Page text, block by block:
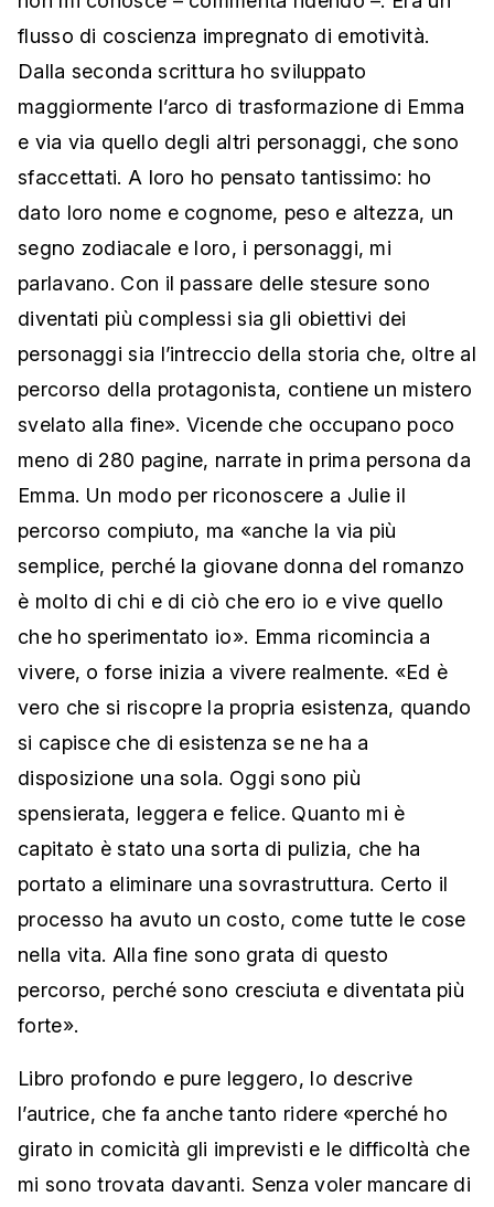
flusso di coscienza impregnato di emotività.
Dalla seconda scrittura ho sviluppato
maggiormente l’arco di trasformazione di Emma
e via via quello degli altri personaggi, che sono
sfaccettati. A loro ho pensato tantissimo: ho
dato loro nome e cognome, peso e altezza, un
segno zodiacale e loro, i personaggi, mi
parlavano. Con il passare delle stesure sono
diventati più complessi sia gli obiettivi dei
personaggi sia l’intreccio della storia che, oltre al
percorso della protagonista, contiene un mistero
svelato alla fine». Vicende che occupano poco
meno di 280 pagine, narrate in prima persona da
Emma. Un modo per riconoscere a Julie il
percorso compiuto, ma «anche la via più
semplice, perché la giovane donna del romanzo
è molto di chi e di ciò che ero io e vive quello
che ho sperimentato io». Emma ricomincia a
vivere, o forse inizia a vivere realmente. «Ed è
vero che si riscopre la propria esistenza, quando
si capisce che di esistenza se ne ha a
disposizione una sola. Oggi sono più
spensierata, leggera e felice. Quanto mi è
capitato è stato una sorta di pulizia, che ha
portato a eliminare una sovrastruttura. Certo il
processo ha avuto un costo, come tutte le cose
nella vita. Alla fine sono grata di questo
percorso, perché sono cresciuta e diventata più
forte».
Libro profondo e pure leggero, lo descrive
l’autrice, che fa anche tanto ridere «perché ho
girato in comicità gli imprevisti e le difficoltà che
mi sono trovata davanti. Senza voler mancare di